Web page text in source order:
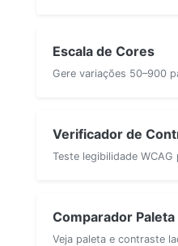
Escala de Cores
Gere variações 50–900
Verificador de
Teste legibilidade
Comparador
Veja paleta e contraste